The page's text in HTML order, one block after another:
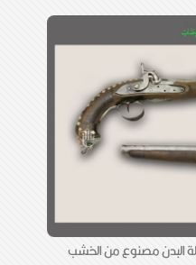
البدن مصنوع من الخشب